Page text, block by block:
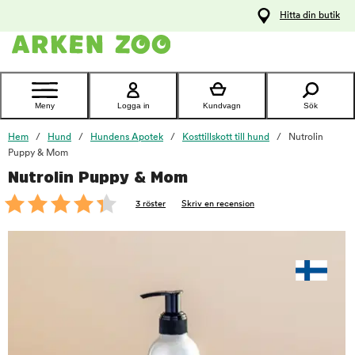
Kontakta
Hitta din butik
Meny Logga in Kundvagn Sök
Hem Hund Hundens Apotek Kosttillskott till hund
Nutrolin
Puppy & Mom
Nutrolin Puppy & Mom
3 röster Skriv en recension
foo